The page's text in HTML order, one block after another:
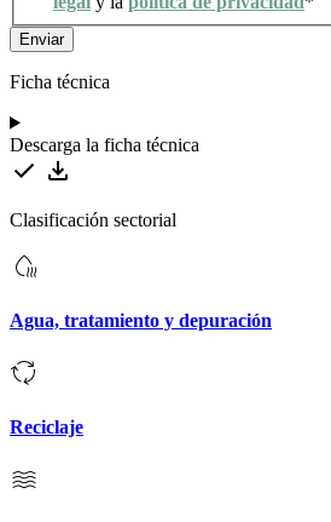
Ficha técnica
Descarga la ficha técnica
Clasificación sectorial
Agua, tratamiento y depuración
Reciclaje